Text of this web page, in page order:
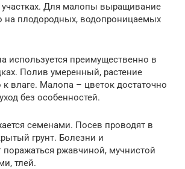
участках. Для малопы выращивание
на плодородных, водопроницаемых
используется преимущественно в
Полив умеренный, растение
к влаге. Малопа – цветок достаточно
без особенностей.
семенами. Посев проводят в
грунт. Болезни и
ржавчиной, мучнистой
тлей.